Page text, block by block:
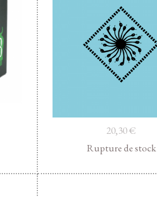
20,30€
Rupture de stock